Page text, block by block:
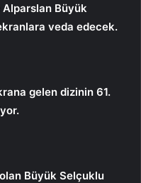
Alparslan Büyük
veda edecek.
gelen dizinin 61.
Büyük Selçuklu